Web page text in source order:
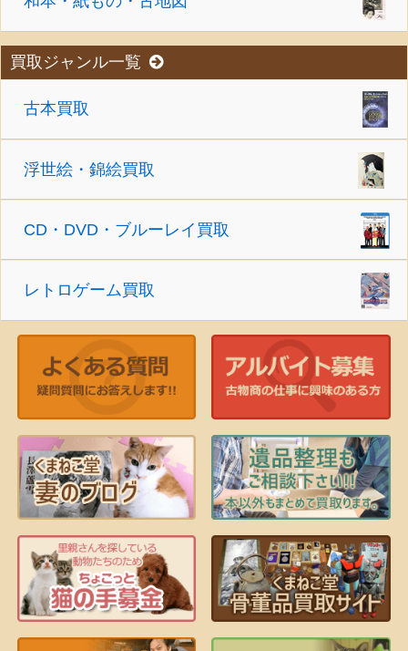
買取ジャンル一覧
古本買取
浮世絵・錦絵買取
CD・DVD・ブルーレイ買取
レトロゲーム買取